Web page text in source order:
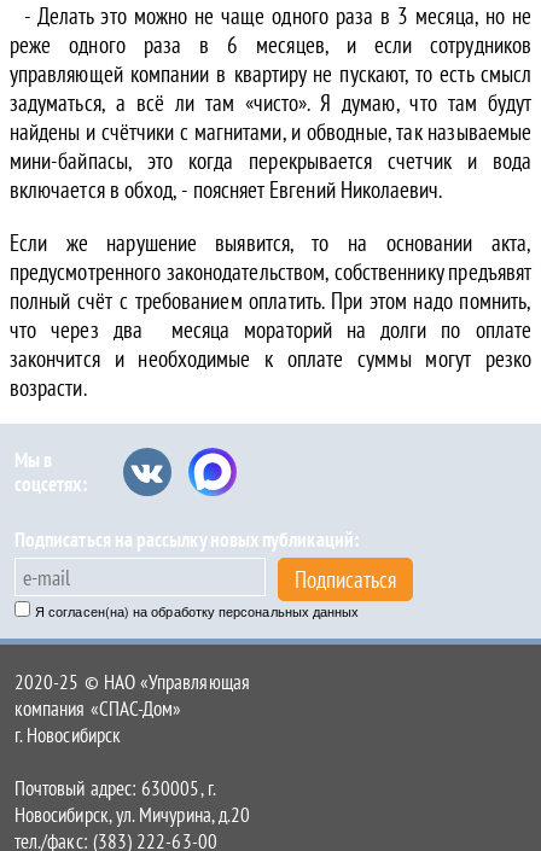
- Делать это можно не чаще одного раза в 3 месяца, но не
реже одного раза в 6 месяцев, и если сотрудников
управляющей компании в квартиру не пускают, то есть смысл
задуматься, а всё ли там «чисто». Я думаю, что там будут
найдены и счётчики с магнитами, и обводные, так называемые
мини-байпасы, это когда перекрывается счетчик и вода
включается в обход, - поясняет Евгений Николаевич.
Если же нарушение выявится, то на основании акта,
предусмотренного законодательством, собственнику предъявят
полный счёт с требованием оплатить. При этом надо помнить,
что через два месяца мораторий на долги по оплате
закончится и необходимые к оплате суммы могут резко
возрасти.
Мы в
соцсетях:
Подписаться на рассылку новых публикаций:
Подписаться
Я согласен(на) на обработку персональных данных
2020-25 © НАО «Управляющая
компания «СПАС-Дом»
г. Новосибирск
Почтовый адрес: 630005, г.
Новосибирск, ул. Мичурина, д.20
тел./факс: (383) 222-63-00